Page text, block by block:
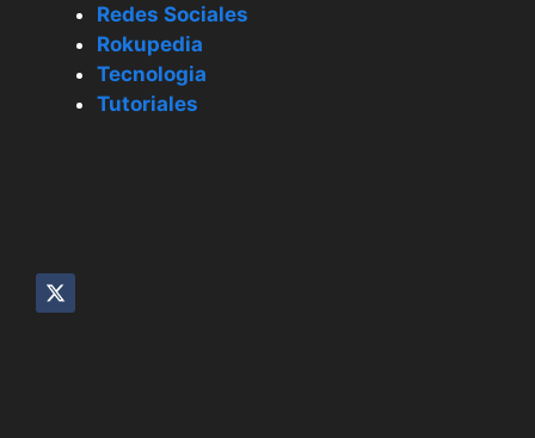
Redes Sociales
Rokupedia
Tecnologia
Tutoriales